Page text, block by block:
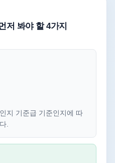
저 봐야 할 4가지
지 기준급 기준인지에 따
.